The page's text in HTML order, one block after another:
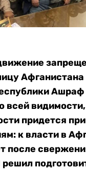
всей
придется
к власти в
после
решил